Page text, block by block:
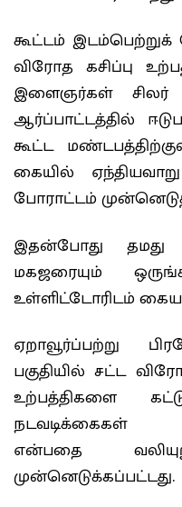
கூட்டம்
விரோத கசிப்பு
இளைஞர்கள் சிலர்
ஆர்ப்பாட்டத்தில்
கூட்ட
கையில்
போராட்டம்
இதன்போது தமது
மகஜரையும்
உள்ளிட்டோரிடம்
ஏறாவூர்ப்பற்று
பகுதியில் சட்ட
உற்பத்திகளை
நடவடிக்கைகள்
என்பதை
முன்னெடுக்கப்பட்டது.